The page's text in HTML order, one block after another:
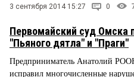
3 сентября 2014 15:27 0
Первомайский суд Омска
"Пьяного дятла" и "Праги"
Предприниматель Анатолий
исправил многочисленные